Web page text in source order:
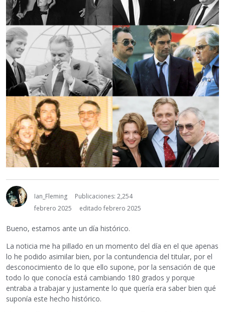
Ian_Fleming
Publicaciones: 2,254
febrero 2025
editado febrero 2025
Bueno, estamos ante un día histórico.
La noticia me ha pillado en un momento del día en el que apenas
lo he podido asimilar bien, por la contundencia del titular, por el
desconocimiento de lo que ello supone, por la sensación de que
todo lo que conocía está cambiando 180 grados y porque
entraba a trabajar y justamente lo que quería era saber bien qué
suponía este hecho histórico.